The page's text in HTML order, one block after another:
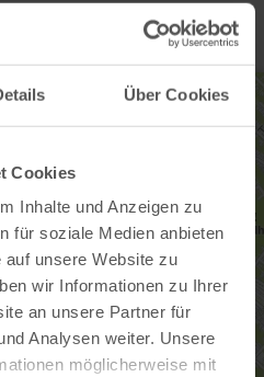
Über Cookies
Cookies
Inhalte und Anzeigen zu
für soziale Medien anbieten
unsere Website zu
wir Informationen zu Ihrer
an unsere Partner für
Analysen weiter. Unsere
möglicherweise mit